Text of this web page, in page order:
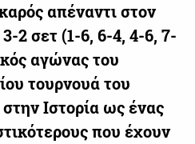
απέναντι στον
2 σετ (1-6, 6-4, 4-6, 7-
αγώνας του
τουρνουά του
Ιστορία ως ένας
που έχουν